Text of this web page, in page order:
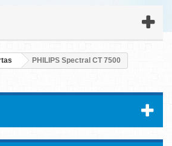
PHILIPS Spectral CT 7500